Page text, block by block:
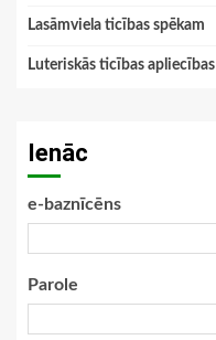
Lasāmviela ticības spēkam
Luteriskās ticības apliecības
Ienāc
e-baznīcēns
Parole